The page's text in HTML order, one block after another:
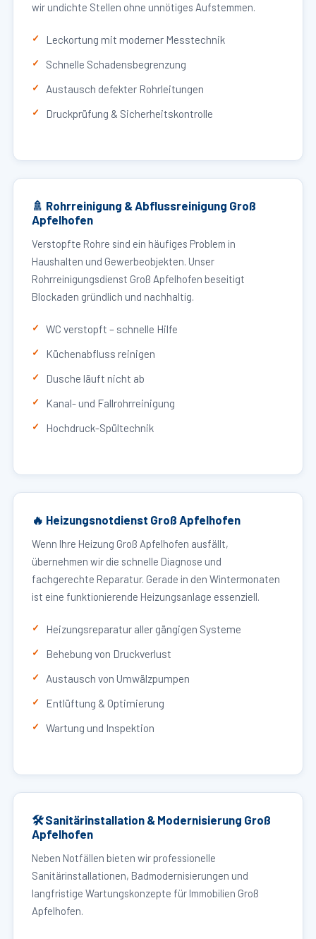
wir undichte Stellen ohne unnötiges Aufstemmen.
Leckortung mit moderner Messtechnik
Schnelle Schadensbegrenzung
Austausch defekter Rohrleitungen
Druckprüfung & Sicherheitskontrolle
🚿 Rohrreinigung & Abflussreinigung Groß
Apfelhofen
Verstopfte Rohre sind ein häufiges Problem in
Haushalten und Gewerbeobjekten. Unser
Rohrreinigungsdienst Groß Apfelhofen beseitigt
Blockaden gründlich und nachhaltig.
WC verstopft – schnelle Hilfe
Küchenabfluss reinigen
Dusche läuft nicht ab
Kanal- und Fallrohrreinigung
Hochdruck-Spültechnik
🔥 Heizungsnotdienst Groß Apfelhofen
Wenn Ihre Heizung Groß Apfelhofen ausfällt,
übernehmen wir die schnelle Diagnose und
fachgerechte Reparatur. Gerade in den Wintermonaten
ist eine funktionierende Heizungsanlage essenziell.
Heizungsreparatur aller gängigen Systeme
Behebung von Druckverlust
Austausch von Umwälzpumpen
Entlüftung & Optimierung
Wartung und Inspektion
🛠 Sanitärinstallation & Modernisierung Groß
Apfelhofen
Neben Notfällen bieten wir professionelle
Sanitärinstallationen, Badmodernisierungen und
langfristige Wartungskonzepte für Immobilien Groß
Apfelhofen.